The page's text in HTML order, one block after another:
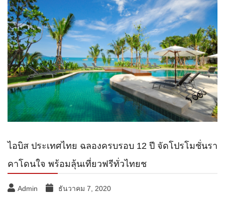
ไอบิส ประเทศไทย ฉลองครบรอบ 12 ปี จัดโปรโมชั่นรา
คาโดนใจ พร้อมลุ้นเที่ยวฟรีทั่วไทยช
Admin ธันวาคม 7, 2020